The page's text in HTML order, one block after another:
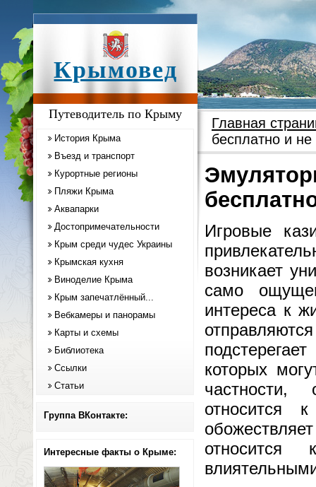
Крымовед
Путеводитель по Крыму
История Крыма
Въезд и транспорт
Курортные регионы
Пляжи Крыма
Аквапарки
Достопримечательности
Крым среди чудес Украины
Крымская кухня
Виноделие Крыма
Крым запечатлённый...
Вебкамеры и панорамы
Карты и схемы
Библиотека
Ссылки
Статьи
Группа ВКонтакте:
Интересные факты о Крыме:
Главная
бесплатно и
Игровые
возникает
само
интереса к
которых
частности,
относится
относится